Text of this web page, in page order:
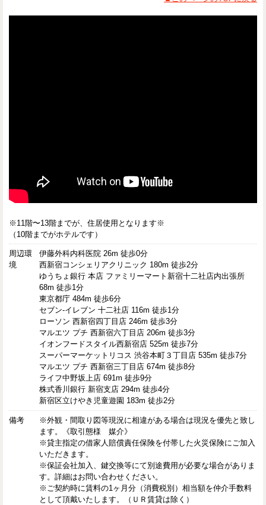
※11階〜13階までが、住居使用となります※
（10階までがホテルです）
周辺環
境
伊藤外科内科医院 26m 徒歩0分
西新宿コンシェリアクリニック 180m 徒歩2分
ゆうちょ銀行 本店 ファミリーマート新宿十二社店内出張所
68m 徒歩1分
東京都庁 484m 徒歩6分
セブン-イレブン 十二社店 116m 徒歩1分
ローソン 西新宿四丁目店 246m 徒歩3分
マルエツ プチ 西新宿六丁目店 206m 徒歩3分
イオンフードスタイル西新宿店 525m 徒歩7分
スーパーマーケットリコス 渋谷本町３丁目店 535m 徒歩7分
マルエツ プチ 西新宿三丁目店 674m 徒歩8分
ライフ中野坂上店 691m 徒歩9分
株式香川銀行 新宿支店 294m 徒歩4分
新宿区立けやき児童遊園 183m 徒歩2分
備考
※外観・間取り図等現況に相違がある場合は現況を優先と致し
ます。《取引態様 媒介》
※貸主指定の借家人賠償責任保険を付帯した火災保険にご加入
いただきます。
※保証会社加入、鍵交換等にて別途費用が必要な場合がありま
す。詳細はお問い合わせください。
※ご契約時に賃料の1ヶ月分（消費税別）相当額を仲介手数料
として頂戴いたします。（ＵＲ賃貸は除く）